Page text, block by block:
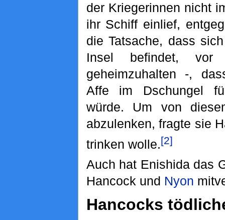
der Kriegerinnen nicht
ihr Schiff einlief,
die Tatsache, dass
Insel befindet, vor
geheimzuhalten -,
Affe im Dschungel
würde. Um von
abzulenken, fragte sie
trinken wolle.[2]
Auch hat Enishida das
Hancock und Nyon
Hancocks